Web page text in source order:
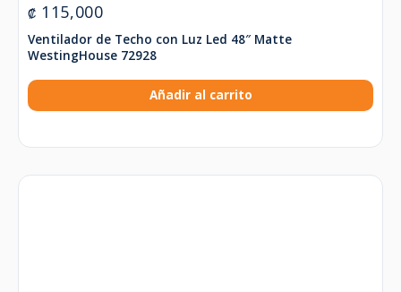
₡ 115,000
Ventilador de Techo con Luz Led 48″ Matte
WestingHouse 72928
Añadir al carrito